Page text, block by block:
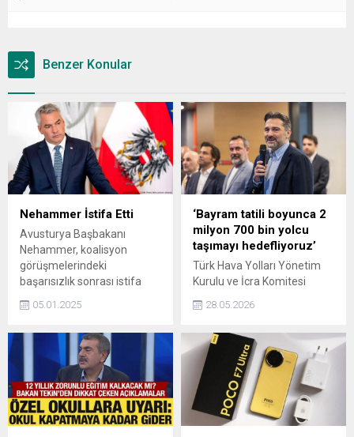
Benzer Konular
Nehammer İstifa Etti
Avusturya Başbakanı
Nehammer, koalisyon
görüşmelerindeki
başarısızlık sonrası istifa
05.01.2025
‘Bayram tatili boyunca 2
milyon 700 bin yolcu
taşımayı hedefliyoruz’
Türk Hava Yolları Yönetim
Kurulu ve İcra Komitesi
Şeker, 9 günlük Kurban
bin 34 dış hat, 6 bin 510’u iç
hat olmak üzere toplam 16
bin 544 sefer planladıklarını
ve bu seferlerle 2 milyon
700 bin yolcu taşımayı
hedeflediklerini söyledi.
28.05.2026